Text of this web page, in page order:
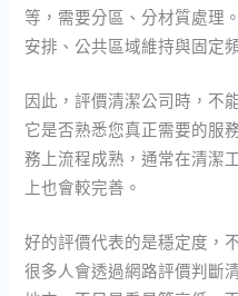
等，需要分區、分材質處理
安排、公共區域維持與固定
因此，評價清潔公司時，不
它是否熟悉您真正需要的服
務上流程成熟，通常在清潔
上也會較完善。
好的評價代表的是穩定度，
很多人會透過網路評價判斷